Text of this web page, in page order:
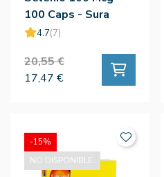
100 Caps - Sura
Vitasan
4.7(7)
20,55 €
17,47 €
-15%
NO DISPONIBLE.